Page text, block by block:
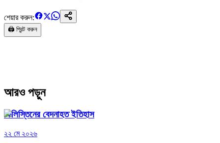
শেয়ার করুন:
🖨️ প্রিন্ট করুন
আরও পড়ুন
ফিলিস্তিনের বেদনাহত ইতিহাস
২২ মে ২০২৬